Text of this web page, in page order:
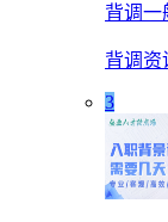
背调一
背调资
3